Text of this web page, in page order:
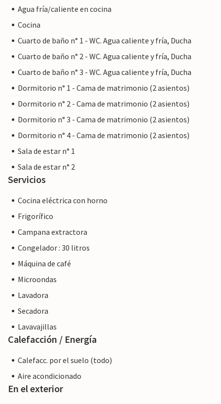
tiendas, así como un encantador mercado los martes,
donde se pueden comprar productos locales frescos para
preparar más tarde en la barbacoa o en la cocina
moderna. La ciudad medieval impresiona por su carácter
auténtico, su bella ubicación en las onduladas colinas y su
famosa iglesia de peregrinación y fortaleza, ambas visibles
desde lejos. Desde Fincallorca le deseamos una agradable
estancia para vivir todos sus sueños vacacionales en la
elegante y sencilla Villa SOratge.
Villa S'Oratge está situada en un lugar hermoso y
apartado, en una zona bordeada de almendros cerca del
bonito pueblo medieval de Artà, a sólo 6 kilómetros. Allí
podrá visitar las tiendas o el mercado semanal de los
martes. En Artà hay buenos restaurantes y bonitas
hermosas playas, incluyendo varias hermosas playas
naturales.
Nota: Esta propiedad está gestionada por un propietario
privado, no por una empresa o un comerciante. Esto
significa que la ley del consumidor de la UE puede no
proporcionaremos el mismo nivel de servicio al cliente y su
estancia no será diferente a reservar con un propietario
profesional.
Agua fría/caliente en cocina
Cocina
Cuarto de baño n° 1 - WC. Agua caliente y fría, Ducha
Cuarto de baño n° 2 - WC. Agua caliente y fría, Ducha
Cuarto de baño n° 3 - WC. Agua caliente y fría, Ducha
Dormitorio n° 1 - Cama de matrimonio (2 asientos)
Dormitorio n° 2 - Cama de matrimonio (2 asientos)
Dormitorio n° 3 - Cama de matrimonio (2 asientos)
Dormitorio n° 4 - Cama de matrimonio (2 asientos)
Sala de estar n° 1
Sala de estar n° 2
Servicios
Cocina eléctrica con horno
Frigorífico
Campana extractora
Congelador : 30 litros
Máquina de café
Microondas
Lavadora
Secadora
Lavavajillas
Calefacción / Energía
Calefacc. por el suelo (todo)
Aire acondicionado
En el exterior